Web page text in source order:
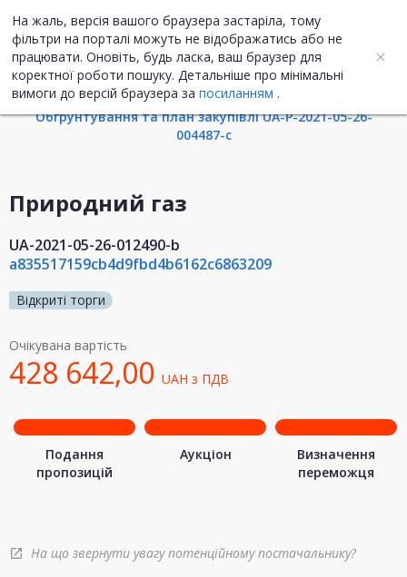
На жаль, версія вашого браузера застаріла, тому
фільтри на порталі можуть не відображатись або не
працювати. Оновіть, будь ласка, ваш браузер для
коректної роботи пошуку. Детальніше про мінімальні
вимоги до версій браузера за посиланням .
UA ENG
Інформація про закупівлю
Обгрунтування та план закупівлі UA-P-2021-05-26-
004487-c
Природний газ
UA-2021-05-26-012490-b
a835517159cb4d9fbd4b6162c6863209
Відкриті торги
Очікувана вартість
428 642,00 UAH з ПДВ
Подання
пропозицій
Аукціон
Визначення
переможця
open_in_new На що звернути увагу потенційному постачальнику?